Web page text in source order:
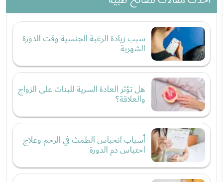
سبب زيادة الرغبة الجنسية وقت الدورة
الشهرية
هل تؤثر العادة السرية للبنات على الزواج
والعلاقة؟
أسباب انحباس الطمث في الرحم وعلاج
احتباس دم الدورة